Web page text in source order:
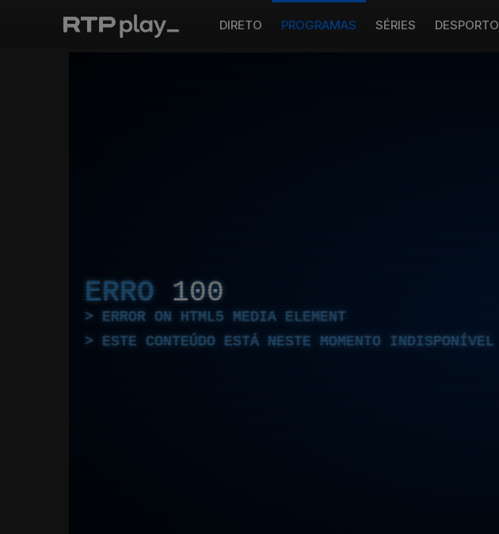
DIRETO PROGRAMAS SÉRIES DESPORTO
ERRO 100
ERROR ON HTML5 MEDIA ELEMENT
ESTE CONTEÚDO ESTÁ NESTE MOMENTO INDISPONÍVEL